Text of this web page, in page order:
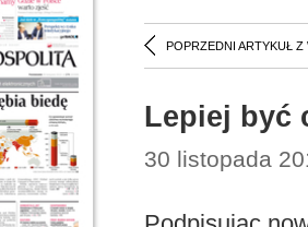
POPRZEDNI ARTYKUŁ Z
Lepiej być
30 listopada